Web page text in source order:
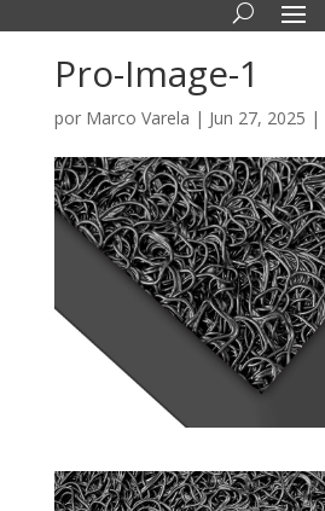
Pro-Image-1
por Marco Varela | Jun 27, 2025 |